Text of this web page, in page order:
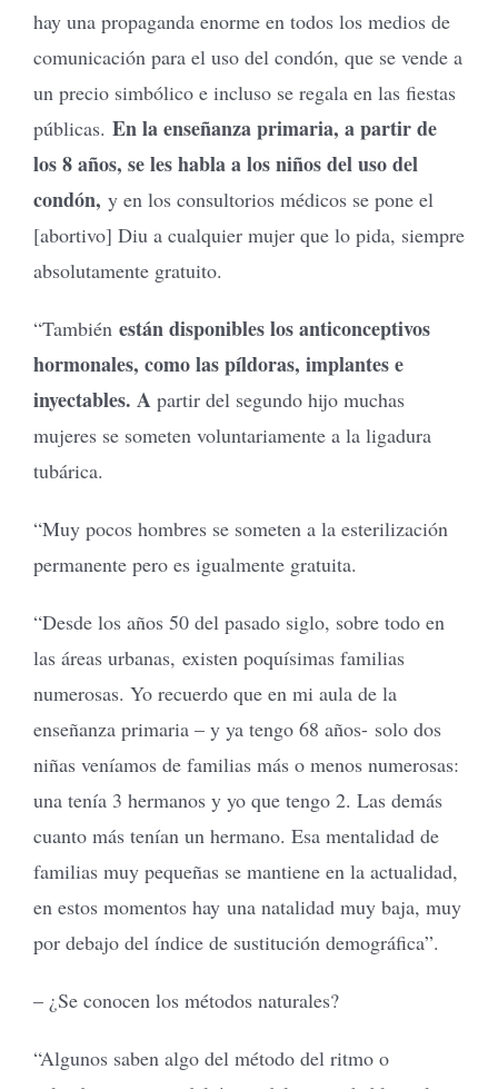
hay una propaganda enorme en todos los medios de
comunicación para el uso del condón, que se vende a
un precio simbólico e incluso se regala en las fiestas
públicas. En la enseñanza primaria, a partir de
los 8 años, se les habla a los niños del uso del
condón, y en los consultorios médicos se pone el
[abortivo] Diu a cualquier mujer que lo pida, siempre
absolutamente gratuito.
“También están disponibles los anticonceptivos
hormonales, como las píldoras, implantes e
inyectables. A partir del segundo hijo muchas
mujeres se someten voluntariamente a la ligadura
tubárica.
“Muy pocos hombres se someten a la esterilización
permanente pero es igualmente gratuita.
“Desde los años 50 del pasado siglo, sobre todo en
las áreas urbanas, existen poquísimas familias
numerosas. Yo recuerdo que en mi aula de la
enseñanza primaria – y ya tengo 68 años- solo dos
niñas veníamos de familias más o menos numerosas:
una tenía 3 hermanos y yo que tengo 2. Las demás
cuanto más tenían un hermano. Esa mentalidad de
familias muy pequeñas se mantiene en la actualidad,
en estos momentos hay una natalidad muy baja, muy
por debajo del índice de sustitución demográfica”.
– ¿Se conocen los métodos naturales?
“Algunos saben algo del método del ritmo o